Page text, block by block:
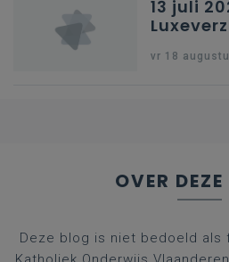
13 juli
vr 18
OVER
Deze blog is niet bedoeld als